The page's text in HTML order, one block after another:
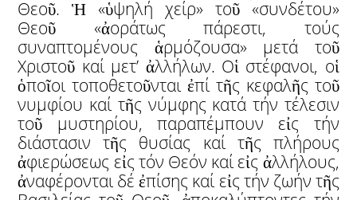
Θεοῦ. Ἡ «ὑψηλή χείρ» τοῦ «συνδέτου»
Θεοῦ «ἀοράτως πάρεστι, τούς
συναπτομένους ἁρμόζουσα» μετά τοῦ
Χριστοῦ καί μετ’ ἀλλήλων. Οἱ στέφανοι, οἱ
ὁποῖοι τοποθετοῦνται ἐπί τῆς κεφαλῆς τοῦ
νυμφίου καί τῆς νύμφης κατά τήν τέλεσιν
τοῦ μυστηρίου, παραπέμπουν εἰς τήν
διάστασιν τῆς θυσίας καί τῆς πλήρους
ἀφιερώσεως εἰς τόν Θεόν καί εἰς ἀλλήλους,
ἀναφέρονται δέ ἐπίσης καί εἰς τήν ζωήν τῆς